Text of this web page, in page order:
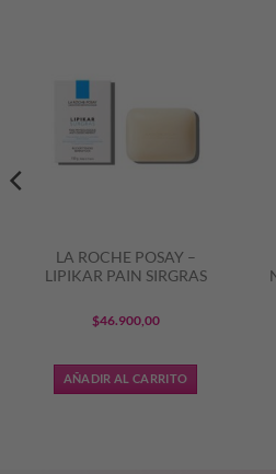
LA ROCHE POSAY –
LIPIKAR PAIN SIRGRAS
$46.900,00
AÑADIR AL CARRITO